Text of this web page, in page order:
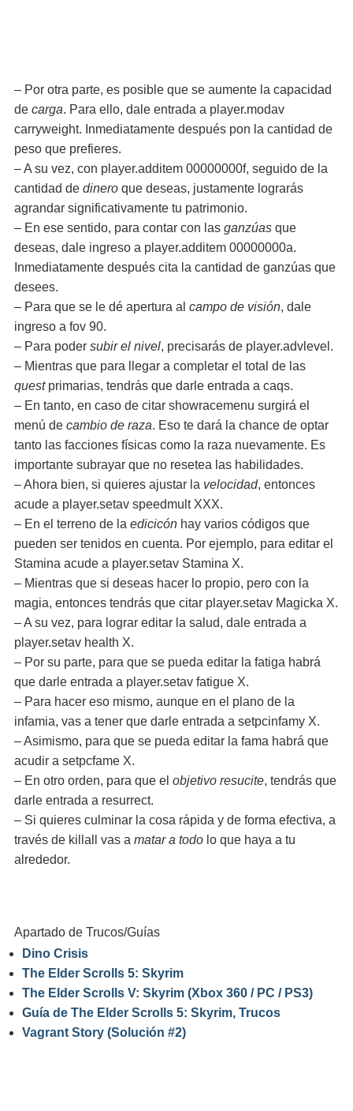
– Por otra parte, es posible que se aumente la capacidad
de carga. Para ello, dale entrada a player.modav
carryweight. Inmediatamente después pon la cantidad de
peso que prefieres.
– A su vez, con player.additem 00000000f, seguido de la
cantidad de dinero que deseas, justamente lograrás
agrandar significativamente tu patrimonio.
– En ese sentido, para contar con las ganzúas que
deseas, dale ingreso a player.additem 00000000a.
Inmediatamente después cita la cantidad de ganzúas que
desees.
– Para que se le dé apertura al campo de visión, dale
ingreso a fov 90.
– Para poder subir el nivel, precisarás de player.advlevel.
– Mientras que para llegar a completar el total de las
questprimarias, tendrás que darle entrada a caqs.
– En tanto, en caso de citar showracemenu surgirá el
menú de cambio de raza. Eso te dará la chance de optar
tanto las facciones físicas como la raza nuevamente. Es
importante subrayar que no resetea las habilidades.
– Ahora bien, si quieres ajustar la velocidad, entonces
acude a player.setav speedmult XXX.
– En el terreno de la edicicón hay varios códigos que
pueden ser tenidos en cuenta. Por ejemplo, para editar el
Stamina acude a player.setav Stamina X.
– Mientras que si deseas hacer lo propio, pero con la
magia, entonces tendrás que citar player.setav Magicka X.
– A su vez, para lograr editar la salud, dale entrada a
player.setav health X.
– Por su parte, para que se pueda editar la fatiga habrá
que darle entrada a player.setav fatigue X.
– Para hacer eso mismo, aunque en el plano de la
infamia, vas a tener que darle entrada a setpcinfamy X.
– Asimismo, para que se pueda editar la fama habrá que
acudir a setpcfame X.
– En otro orden, para que el objetivo resucite, tendrás que
darle entrada a resurrect.
– Si quieres culminar la cosa rápida y de forma efectiva, a
través de killall vas a matar a todo lo que haya a tu
alrededor.
Apartado de Trucos/Guías
Dino Crisis
The Elder Scrolls 5: Skyrim
The Elder Scrolls V: Skyrim (Xbox 360 / PC / PS3)
Guía de The Elder Scrolls 5: Skyrim, Trucos
Vagrant Story (Solución #2)